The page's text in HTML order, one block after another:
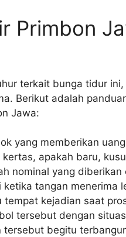
Primbon
terkait bunga tidur
Berikut adalah
Jawa:
yang memberikan
apakah baru,
nominal yang diberikan
ketika tangan menerima
tempat kejadian saat
tersebut dengan
tersebut begitu